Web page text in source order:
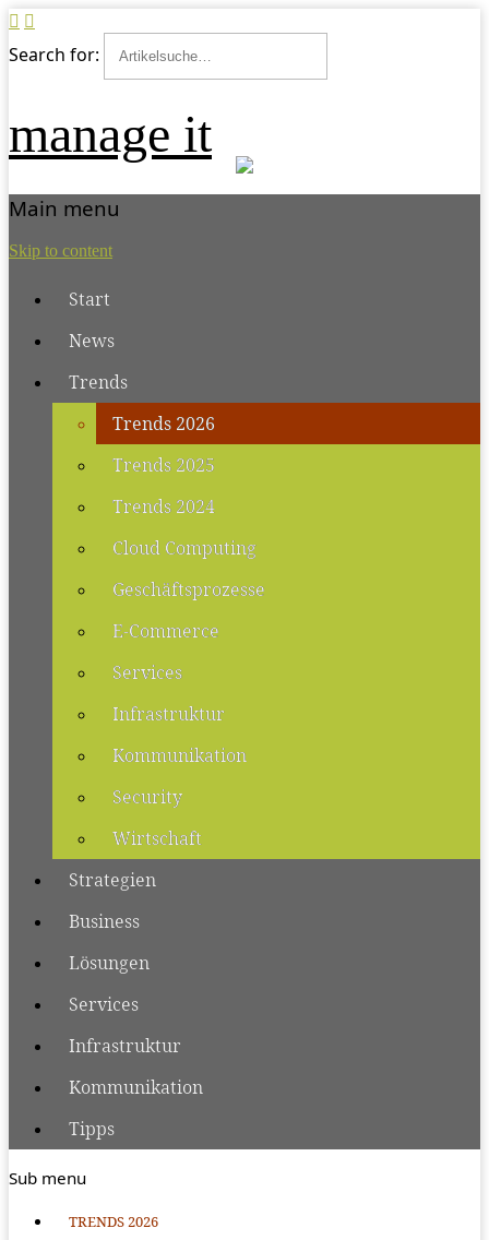
Search for:
manage it
Main menu
Skip to content
Start
News
Trends
Trends 2026
Trends 2025
Trends 2024
Cloud Computing
Geschäftsprozesse
E-Commerce
Services
Infrastruktur
Kommunikation
Security
Wirtschaft
Strategien
Business
Lösungen
Services
Infrastruktur
Kommunikation
Tipps
Sub menu
TRENDS 2026